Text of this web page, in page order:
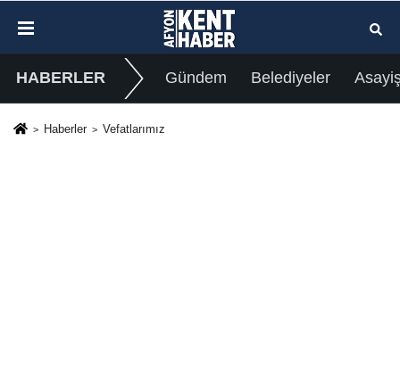
HABERLER Gündem Belediyeler
Haberler Vefatlarımız